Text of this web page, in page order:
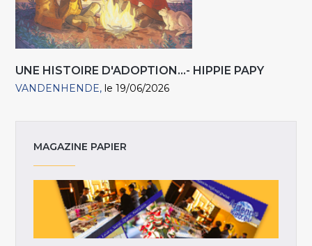
UNE HISTOIRE D'ADOPTION...- HIPPIE PAPY
VANDENHENDE le 19/06/2026
MAGAZINE PAPIER